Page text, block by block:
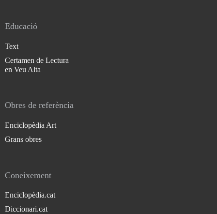
Educació
Text
Certamen de Lectura
en Veu Alta
Obres de referència
Enciclopèdia Art
Grans obres
Coneixement
Enciclopèdia.cat
Diccionari.cat